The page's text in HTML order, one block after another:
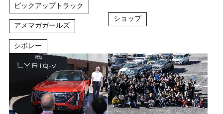
ピックアップトラック
アメマガガールズ
シボレー
ショップ